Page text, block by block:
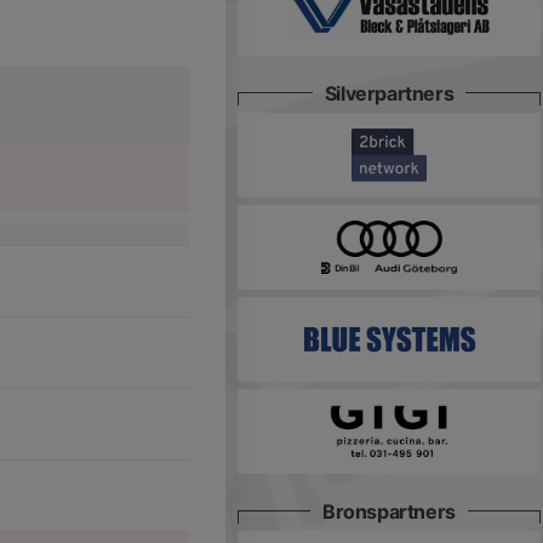
Silverpartners
Bronspartners